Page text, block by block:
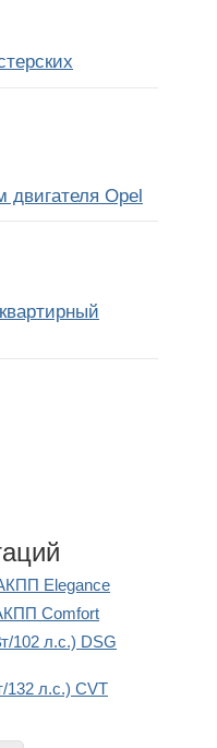
двигателя Opel
Elegance
Comfort
102 л.с.) DSG
132 л.с.) CVT